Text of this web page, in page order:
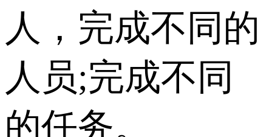
人，完成不同的
人员;完成不同
的任务。